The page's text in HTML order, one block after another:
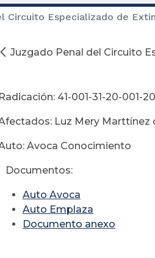
Circuito Especializado de
Juzgado Penal del Circuito
Mayo
Radicación: 41-001-31-20-001-
Luz Mery Marttínez
Avoca Conocimiento
Documentos:
Auto Avoca
Auto Emplaza
Documento anexo